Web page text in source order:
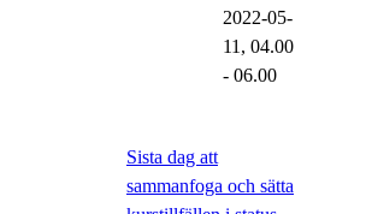
2022-05-
11, 04.00
- 06.00
Sista dag att
sammanfoga och sätta